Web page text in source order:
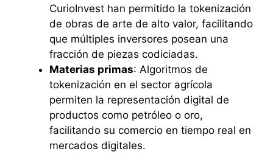
CurioInvest han permitido la tokenización
de obras de arte de alto valor, facilitando
que múltiples inversores posean una
fracción de piezas codiciadas.
Materias primas: Algoritmos de
tokenización en el sector agrícola
permiten la representación digital de
productos como petróleo o oro,
facilitando su comercio en tiempo real en
mercados digitales.